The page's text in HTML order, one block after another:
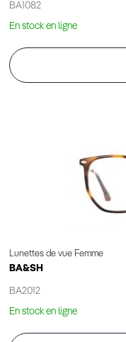
BA1082
En stock en ligne
Lunettes de vue Femme
BA&SH
BA2012
En stock en ligne